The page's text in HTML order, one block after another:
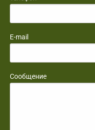
E-mail
Сообщение